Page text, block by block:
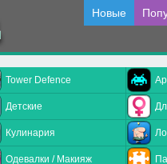
Новые
Tower Defence
Детские
Кулинария
Одевалки / Макияж